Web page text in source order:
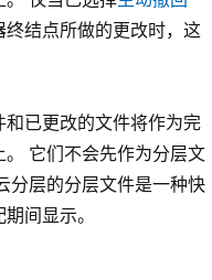
结点所做的更改时，这
已更改的文件将作为完
它们不会先作为分层文
分层的分层文件是一种快
间显示。